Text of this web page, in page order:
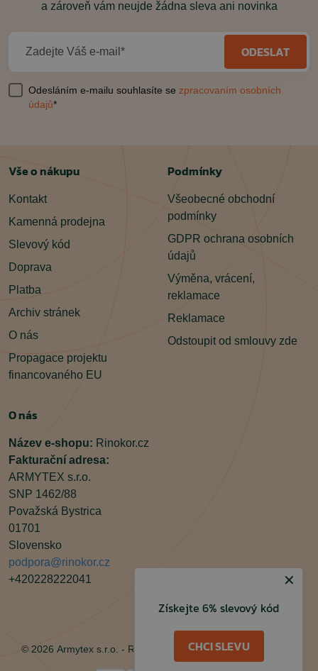
a zároveň vám neujde žádna sleva ani novinka
Zadejte Váš e-mail* ODESLAT
Odesláním e-mailu souhlasíte se zpracovaním osobních
údajů*
Vše o nákupu
Kontakt
Kamenná prodejna
Slevový kód
Doprava
Platba
Archiv stránek
O nás
Propagace projektu
financovaného EU
Podmínky
Všeobecné obchodní
podmínky
GDPR ochrana osobních
údajů
Výměna, vrácení,
reklamace
Reklamace
Odstoupit od smlouvy zde
O nás
Název e-shopu: Rinokor.cz
Fakturační adresa:
ARMYTEX s.r.o.
SNP 1462/88
Považská Bystrica
01701
Slovensko
podpora@rinokor.cz
+420228222041
Facebook
Instagram
© 2026 Armytex s.r.o. - Rinokor.cz, Všechna práva vyhrazena
✕
Získejte 6% slevový kód
CHCI SLEVU